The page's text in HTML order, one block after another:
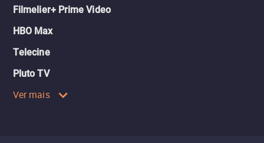
Filmelier+ Prime Video
HBO Max
Telecine
Pluto TV
Ver mais